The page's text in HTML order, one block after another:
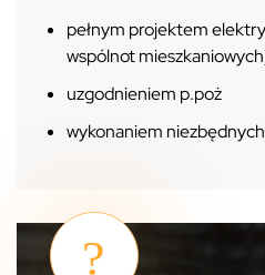
pełnym projektem
wspólnot
uzgodnieniem p.poż
wykonaniem